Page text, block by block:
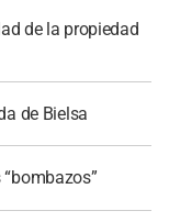
de la propiedad
de Bielsa